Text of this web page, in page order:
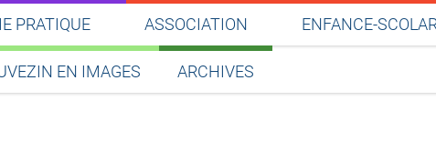
PRATIQUE ASSOCIATION ENFANCE-
EN IMAGES ARCHIVES